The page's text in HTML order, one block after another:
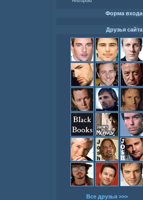
Форма входа
Друзья сайта
Все друзья >>>